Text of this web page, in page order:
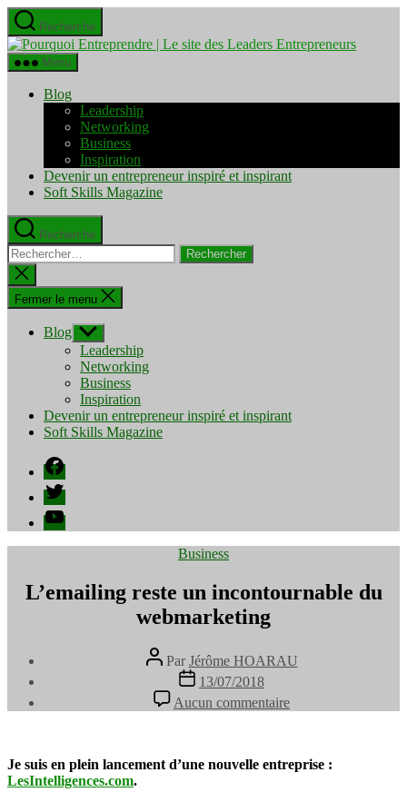
Aller
au
contenu
Recherche
Pourquoi
Menu
Blog
Leadership
Networking
Business
Inspiration
Devenir un entrepreneur inspiré et inspirant
Soft Skills Magazine
Recherche
Rechercher :
Fermer
la
recherche
Fermer le menu
Blog Afficher
le
sous-
menu
Leadership
Networking
Business
Inspiration
Devenir un entrepreneur inspiré et inspirant
Soft Skills Magazine
Facebook
Twitter
YouTube
Catégories
Business
L’emailing reste un incontournable du
webmarketing
Auteur
de
l’article
Par Jérôme HOARAU
Date
l’article
13/07/2018
Aucun commentaire
L’emailing
incontournable
Je suis en plein lancement d’une nouvelle entreprise :
LesIntelligences.com.